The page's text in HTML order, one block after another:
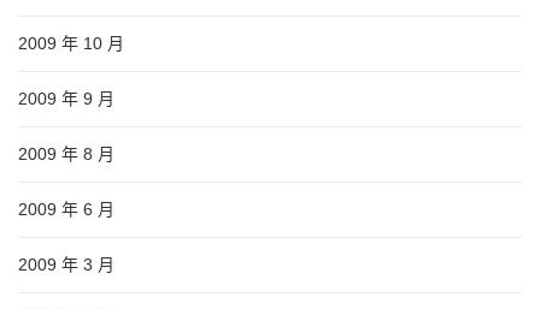
2009 年 10 月
2009 年 9 月
2009 年 8 月
2009 年 6 月
2009 年 3 月